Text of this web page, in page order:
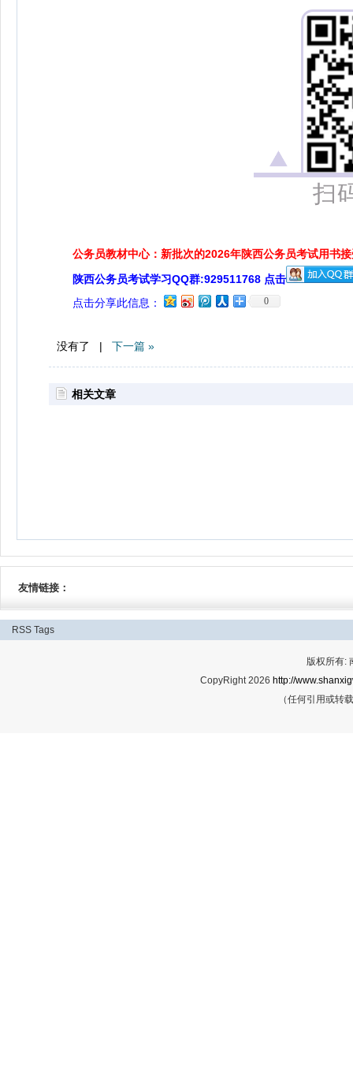
扫
公务员教材中心：新批次的2026年陕西公务员考试用书
陕西公务员考试学习QQ群:929511768 点击
点击分享此信息：
0
没有了 | 下一篇 »
相关文章
友情链接：
RSS Tags
版权所有:
CopyRight 2026 http://
（任何引用或转